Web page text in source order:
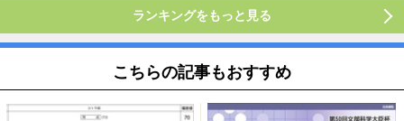
ランキングをもっと見る
こちらの記事もおすすめ